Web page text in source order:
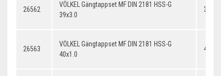
26562
VÖLKEL Gängtappset MF DIN 2181 HSS-G
39x3.0
26563
VÖLKEL Gängtappset MF DIN 2181 HSS-G
40x1.0